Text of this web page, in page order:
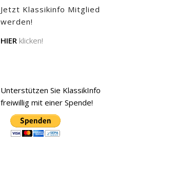
Jetzt Klassikinfo Mitglied
werden!
HIER klicken!
Unterstützen Sie KlassikInfo
freiwillig mit einer Spende!